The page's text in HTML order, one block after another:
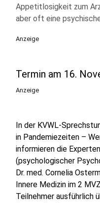
Appetitlosigkeit zum
aber oft eine
Anzeige
Termin am 16.
Anzeige
In der KVWL-
in Pandemiezeiten –
informieren die
(psychologischer
Dr. med. Cornelia
Innere Medizin im 2
Teilnehmer ausführlich